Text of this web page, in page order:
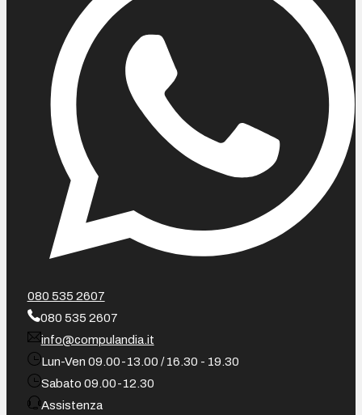
080 535 2607
080 535 2607
info@compulandia.it
Lun-Ven 09.00-13.00 / 16.30 - 19.30
Sabato 09.00-12.30
Assistenza